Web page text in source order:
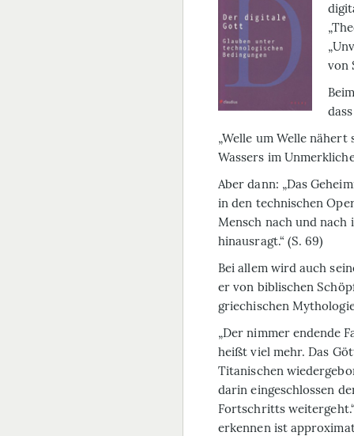
von
„Welle um Welle
Wassers im
Aber dann: „Das
in den technischen
Mensch nach und
hinausragt.“ (S. 69)
Bei allem wird auch
er von biblischen
griechischen
„Der nimmer endende
heißt viel mehr. Das
Titanischen
darin eingeschlossen
Fortschritts
erkennen ist